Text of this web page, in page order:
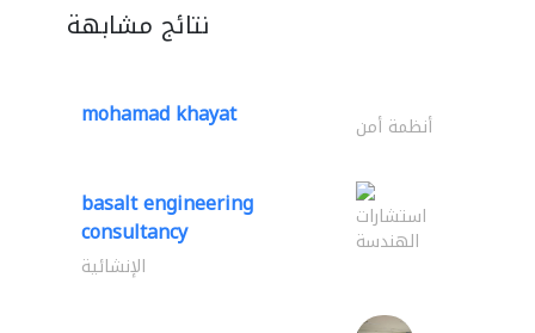
نتائج مشابهة
mohamad khayat أنظمة أمن
basalt engineering
consultancy استشارات
الهندسة
الإنشائية